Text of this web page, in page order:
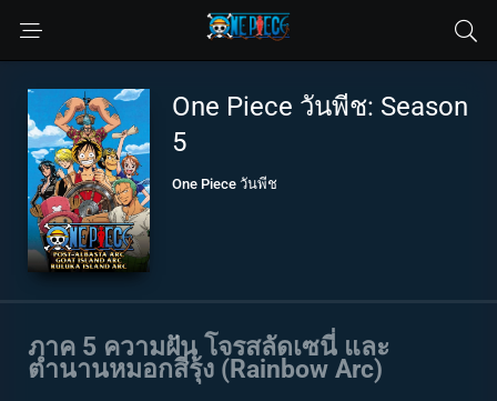
One Piece วันพีช: Season
5
One Piece วันพีช
ภาค 5 ความฝัน โจรสลัดเซนี่ และ
ตำนานหมอกสีรุ้ง (Rainbow Arc)